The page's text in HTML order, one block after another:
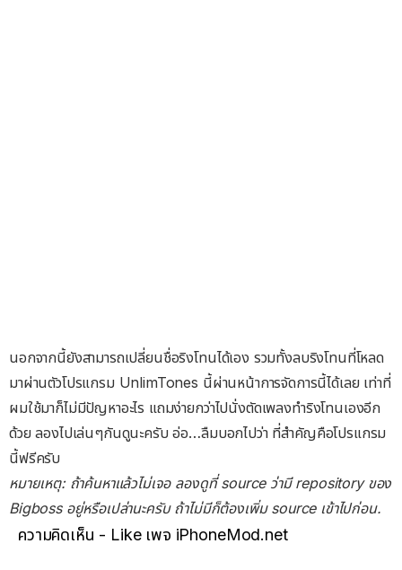
นอกจากนี้ยังสามารถเปลี่ยนชื่อริงโทนได้เอง รวมทั้งลบริงโทนที่โหลด
มาผ่านตัวโปรแกรม UnlimTones นี้ผ่านหน้าการจัดการนี้ได้เลย เท่าที่
ผมใช้มาก็ไม่มีปัญหาอะไร แถมง่ายกว่าไปนั่งตัดเพลงทำริงโทนเองอีก
ด้วย ลองไปเล่นๆกันดูนะครับ อ่อ…ลืมบอกไปว่า ที่สำคัญคือโปรแกรม
นี้ฟรีครับ
หมายเหตุ: ถ้าค้นหาแล้วไม่เจอ ลองดูที่ source ว่ามี repository ของ
Bigboss อยู่หรือเปล่านะครับ ถ้าไม่มีก็ต้องเพิ่ม source เข้าไปก่อน.
ความคิดเห็น - Like เพจ iPhoneMod.net